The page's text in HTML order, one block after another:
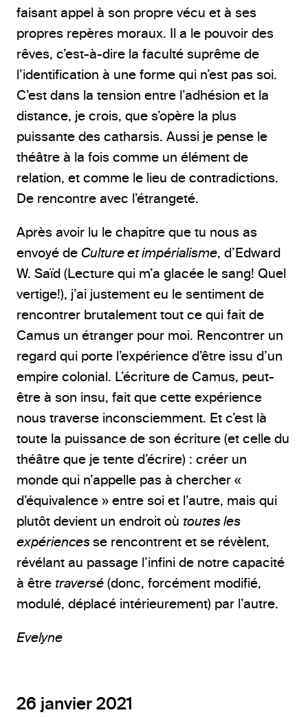
faisant appel à son propre vécu et à ses
propres repères moraux. Il a le pouvoir des
rêves, c’est-à-dire la faculté suprême de
l’identification à une forme qui n’est pas soi.
C’est dans la tension entre l’adhésion et la
distance, je crois, que s’opère la plus
puissante des catharsis. Aussi je pense le
théâtre à la fois comme un élément de
relation, et comme le lieu de contradictions.
De rencontre avec l’étrangeté.
Après avoir lu le chapitre que tu nous as
envoyé de Culture et impérialisme, d’Edward
W. Saïd (Lecture qui m’a glacée le sang! Quel
vertige!), j’ai justement eu le sentiment de
rencontrer brutalement tout ce qui fait de
Camus un étranger pour moi. Rencontrer un
regard qui porte l’expérience d’être issu d’un
empire colonial. L’écriture de Camus, peut-
être à son insu, fait que cette expérience
nous traverse inconsciemment. Et c’est là
toute la puissance de son écriture (et celle du
théâtre que je tente d’écrire) : créer un
monde qui n’appelle pas à chercher «
d’équivalence » entre soi et l’autre, mais qui
plutôt devient un endroit où toutes les
expériencesse rencontrent et se révèlent,
révélant au passage l’infini de notre capacité
à être traversé (donc, forcément modifié,
modulé, déplacé intérieurement) par l’autre.
Evelyne
26 janvier 2021